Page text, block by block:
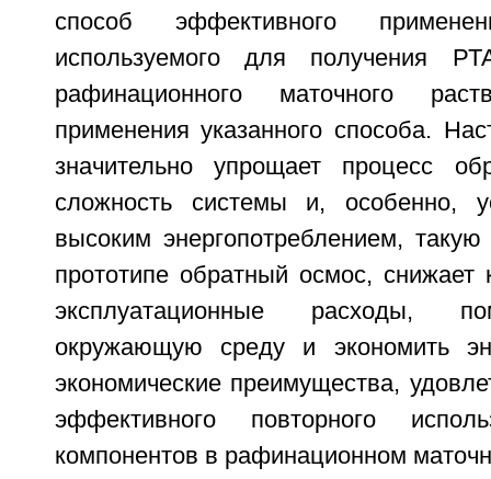
способ эффективного
используемого для получения
рафинационного маточного
применения указанного способа.
значительно упрощает процесс
сложность системы и, особенно,
высоким энергопотреблением,
прототипе обратный осмос, снижает
эксплуатационные расходы,
окружающую среду и экономить
экономические преимущества,
эффективного повторного
компонентов в рафинационном